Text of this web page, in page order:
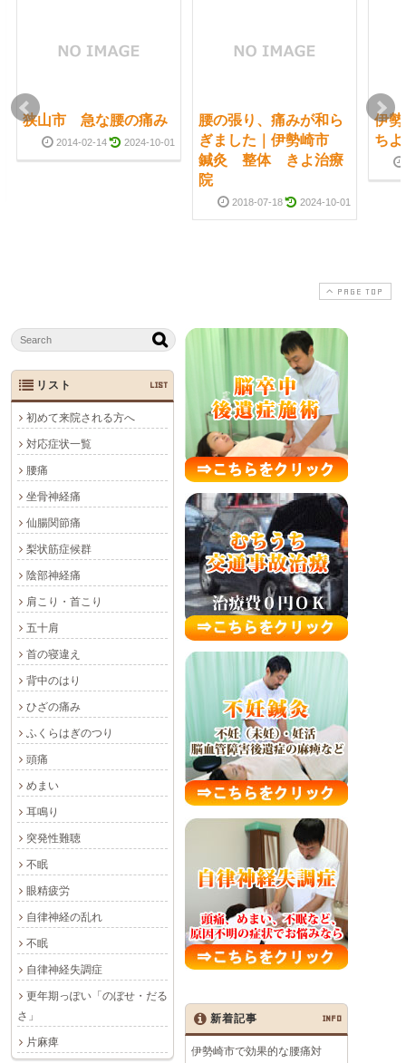
狭山市 急な腰の痛み
2014-02-14 2024-10-01
腰の張り、痛みが和ら
ぎました｜伊勢崎市
鍼灸 整体 きよ治療
院
2018-07-18 2024-10-01
伊
ち
PAGE TOP
リスト LIST
初めて来院される方へ
対応症状一覧
腰痛
坐骨神経痛
仙腸関節痛
梨状筋症候群
陰部神経痛
肩こり・首こり
五十肩
首の寝違え
背中のはり
ひざの痛み
ふくらはぎのつり
頭痛
めまい
耳鳴り
突発性難聴
不眠
眼精疲労
自律神経の乱れ
不眠
自律神経失調症
更年期っぽい「のぼせ・だる
さ」
片麻痺
新着記事 INFO
伊勢崎市で効果的な腰痛対